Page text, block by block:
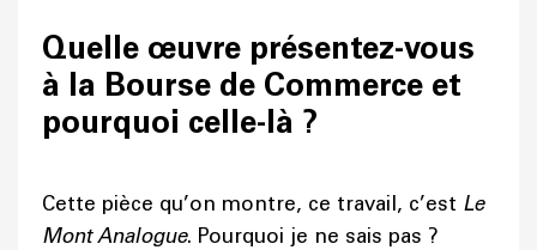
Quelle œuvre présentez-vous
à la Bourse de Commerce et
pourquoi celle-là ?
Cette pièce qu’on montre, ce travail, c’est Le
Mont Analogue. Pourquoi je ne sais pas ?